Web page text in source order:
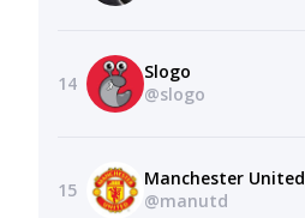
14
Slogo
@slogo
15
Manchester United
@manutd